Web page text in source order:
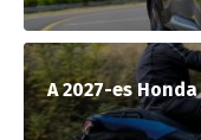
A 2027-es